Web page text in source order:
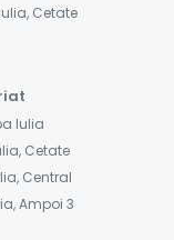
Cetate
Iulia
Cetate
Central
Ampoi 3